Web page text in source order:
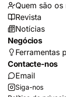
Quem são
Revista
Notícias
Negócios
Ferramentas
Contacte-nos
Email
Siga-nos